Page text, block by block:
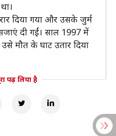
दिया गया और उसके जुर्म
दी गईं। साल 1997 में
मौत के घाट उतार दिया
पढ़ लिया है